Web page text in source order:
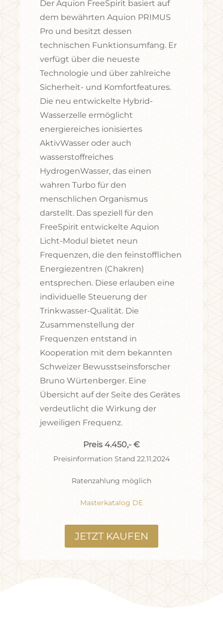
Der Aquion FreeSpirit basiert auf
dem bewährten Aquion PRIMUS
Pro und besitzt dessen
technischen Funktionsumfang. Er
verfügt über die neueste
Technologie und über zahlreiche
Sicherheit- und Komfortfeatures.
Die neu entwickelte Hybrid-
Wasserzelle ermöglicht
energiereiches ionisiertes
AktivWasser oder auch
wasserstoffreiches
HydrogenWasser, das einen
wahren Turbo für den
menschlichen Organismus
darstellt. Das speziell für den
FreeSpirit entwickelte Aquion
Licht-Modul bietet neun
Frequenzen, die den feinstofflichen
Energiezentren (Chakren)
entsprechen. Diese erlauben eine
individuelle Steuerung der
Trinkwasser-Qualität. Die
Zusammenstellung der
Frequenzen entstand in
Kooperation mit dem bekannten
Schweizer Bewusstseinsforscher
Bruno Würtenberger. Eine
Übersicht auf der Seite des Gerätes
verdeutlicht die Wirkung der
jeweiligen Frequenz.
Preis 4.450,- €
Preisinformation Stand 22.11.2024
Ratenzahlung möglich
Masterkatalog DE
JETZT KAUFEN